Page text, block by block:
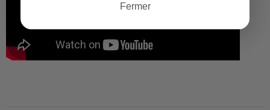
Fermer